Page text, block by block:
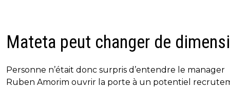
Mateta peut changer de
Personne n’était donc surpris d’entendre le manager
Ruben Amorim ouvrir la porte à un potentiel